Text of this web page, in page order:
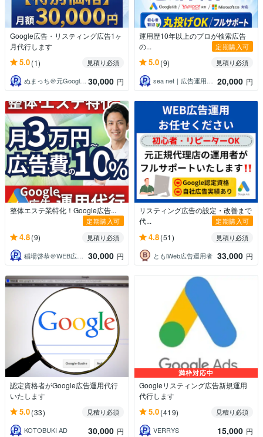
Google広告・リスティング広告1ヶ
月代行します
5.0(1)
見積り必須
ぬまっち＠元Google広告公式コンサル 30,000 円
運用歴10年以上のプロが検索広告
の...
定期購入可
5.0(9)
見積り必須
sea net｜広告運用歴10年の専門家 20,000 円
整体エステ業特化！Google広告...
定期購入可
4.8(9)
見積り必須
稲場啓恭＠WEB広告＆LP制作＆MA運用
30,000 円
リスティング広告の設定・改善まで
代...
定期購入可
4.8(51)
見積り必須
ともlWeb広告運用者 33,000 円
認定資格者がGoogle広告運用代行
いたします
5.0(33)
見積り必須
KOTOBUKI AD
30,000 円
満枠対応中
Googleリスティング広告新規運用
代行します
5.0(419)
見積り必須
VERRYS
15,000 円